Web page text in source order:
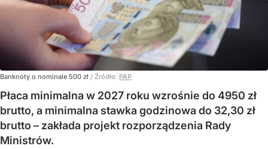
Banknoty o nominale 500 zł / Źródło: PAP
Płaca minimalna w 2027 roku wzrośnie do 4950 zł
brutto, a minimalna stawka godzinowa do 32,30 zł
brutto – zakłada projekt rozporządzenia Rady
Ministrów.